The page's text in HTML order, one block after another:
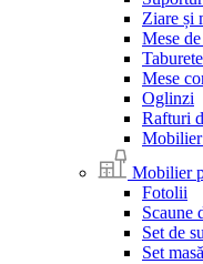
Ziare și
Mese
Mese
Oglinzi
Rafturi
Mobilier
Mobilier
Fotolii
Scaune
Set de
Set